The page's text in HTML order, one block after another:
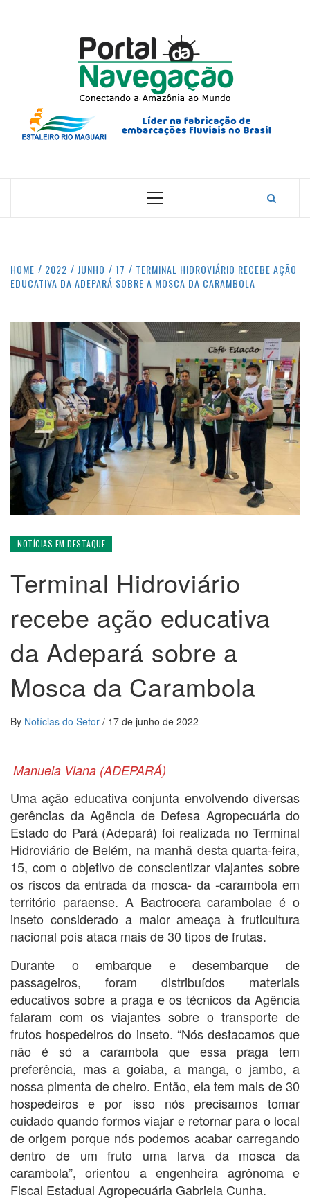
CONECTANDO A AMAZÔNIA COM O MUNDO.
Primary
HOME 2022 JUNHO 17
TERMINAL HIDROVIÁRIO RECEBE AÇÃO
EDUCATIVA DA ADEPARÁ SOBRE A MOSCA DA CARAMBOLA
NOTÍCIAS EM DESTAQUE
Terminal Hidroviário
recebe ação educativa
da Adepará sobre a
Mosca da Carambola
By Notícias do Setor / 17 de junho de 2022
Manuela Viana (ADEPARÁ)
Uma ação educativa conjunta envolvendo diversas
gerências da Agëncia de Defesa Agropecuária do
Estado do Pará (Adepará) foi realizada no Terminal
Hidroviário de Belém, na manhã desta quarta-feira,
15, com o objetivo de conscientizar viajantes sobre
os riscos da entrada da mosca- da -carambola em
território paraense. A Bactrocera carambolae é o
inseto considerado a maior ameaça à fruticultura
nacional pois ataca mais de 30 tipos de frutas.
Durante o embarque e desembarque de
passageiros, foram distribuídos materiais
educativos sobre a praga e os técnicos da Agência
falaram com os viajantes sobre o transporte de
frutos hospedeiros do inseto. “Nós destacamos que
não é só a carambola que essa praga tem
preferência, mas a goiaba, a manga, o jambo, a
nossa pimenta de cheiro. Então, ela tem mais de 30
hospedeiros e por isso nós precisamos tomar
cuidado quando formos viajar e retornar para o local
de origem porque nós podemos acabar carregando
dentro de um fruto uma larva da mosca da
carambola”, orientou a engenheira agrônoma e
Fiscal Estadual Agropecuária Gabriela Cunha.